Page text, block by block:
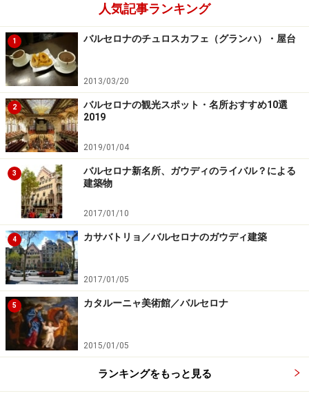
Concepción)も見る価値あり。宗教画と静物画を得意とし
た画家で、作品はプラド美術館でも展示されています。
さて次はお待ちかねの著名なアーティストの作品がある
モダン様式です。まずは、ピカソをはじめとする19世紀
末のアーティストたちのたまり場だったカフェバル「ク
アトロ・ガッツ」に飾られたラモン・カサスのラモン・
カサスとペレ・ロメウ。二人乗りの自転車に乗る二人の
様子を描いたもの。
カサ・バトリョで使用するためにガウディがデザインし
た二人がけの木の椅子は、館内で目立つのですぐに見つ
けられるでしょう。
1937年に描かれたピカソの帽子の女と皮の首（Dona
amb barret i coll de pell)は、色鮮やかで風変わりな、私
たちがイメージするピカソらしい作品です。
ダリがシューレアリズムの世界に入る前に描いた父親の
自画像（Retrato de meu pare)も、ダリの違う一面を見せ
てくれる作品。
人気記事ランキング
1 バルセロナのチュロスカフェ（グランハ）・屋台
2013/03/20
2
バルセロナの観光スポット・名所おすすめ10選
2019
2019/01/04
3
バルセロナ新名所、ガウディのライバル？による
建築物
2017/01/10
4 カサバトリョ／バルセロナのガウディ建築
2017/01/05
5 カタルーニャ美術館／バルセロナ
2015/01/05
ランキングをもっと見る